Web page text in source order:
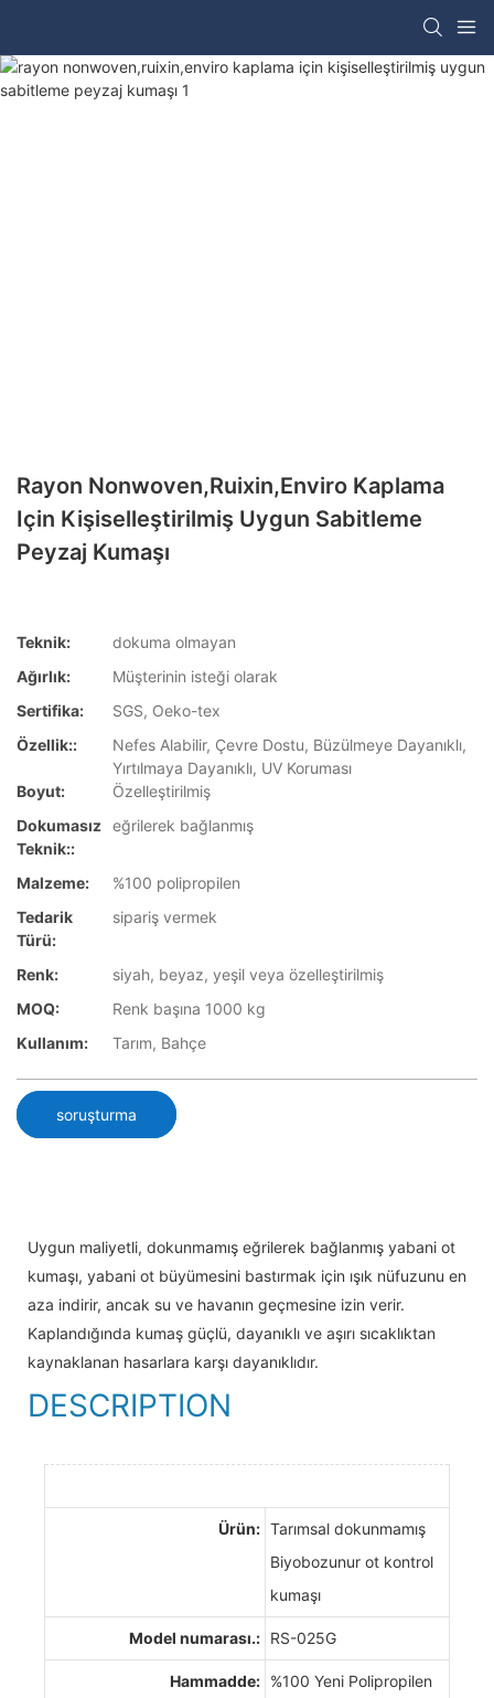
Rayon Nonwoven,ruixin,enviro Kaplama
Için Kişiselleştirilmiş Uygun Sabitleme
Peyzaj Kumaşı
Teknik:
dokuma olmayan
Ağırlık:
Müşterinin isteği olarak
Sertifika:
SGS, Oeko-tex
Özellik::
Nefes Alabilir, Çevre Dostu, Büzülmeye Dayanıklı,
Yırtılmaya Dayanıklı, UV Koruması
Boyut:
Özelleştirilmiş
Dokumasız
Teknik::
eğrilerek bağlanmış
Malzeme:
%100 polipropilen
Tedarik
Türü:
sipariş vermek
Renk:
siyah, beyaz, yeşil veya özelleştirilmiş
MOQ:
Renk başına 1000 kg
Kullanım:
Tarım, Bahçe
soruşturma
Uygun maliyetli, dokunmamış eğrilerek bağlanmış yabani ot
kumaşı, yabani ot büyümesini bastırmak için ışık nüfuzunu en
aza indirir, ancak su ve havanın geçmesine izin verir.
Kaplandığında kumaş güçlü, dayanıklı ve aşırı sıcaklıktan
kaynaklanan hasarlara karşı dayanıklıdır.
DESCRIPTION
Ürün: Tarımsal dokunmamış
Biyobozunur ot kontrol
kumaşı
Model numarası.: RS-025G
Hammadde: %100 Yeni Polipropilen